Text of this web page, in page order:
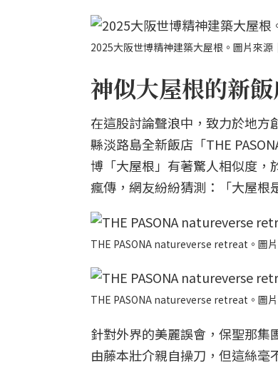
2025大阪世博精神建築大屋根。圖片來源｜
神似大屋根的新
在這股討論聲浪中，致力於地
縣淡路島全新飯店「THE
博「大屋根」有著驚人相似度，
瘋傳，網友紛紛猜測：「大屋根
THE PASONA natureverse retreat。圖
THE PASONA natureverse retreat。圖
針對外界的美麗誤會，保聖那
由藤本壯介親自操刀，但這絲